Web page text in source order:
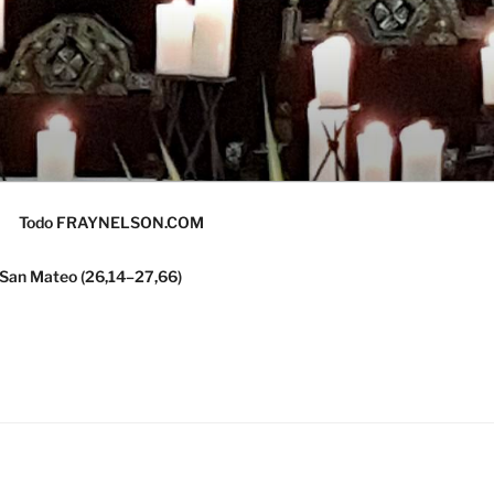
Todo FRAYNELSON.COM
Mateo (26,14–27,66)